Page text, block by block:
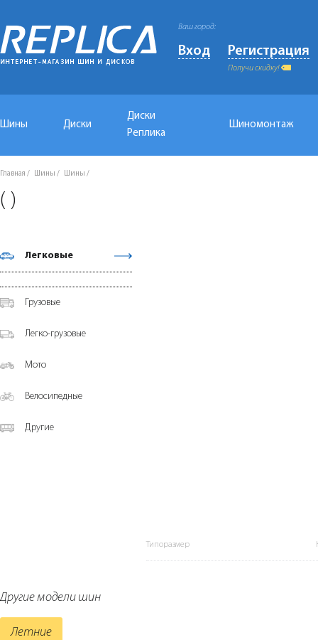
Ваш город:
Вход Регистрация
Получи скидку!
Шины Диски
Диски
Реплика
Шиномонтаж
Главная Шины Шины
( )
Легковые
Грузовые
Легко-грузовые
Мото
Велосипедные
Другие
Типоразмер
Другие модели шин
Летние